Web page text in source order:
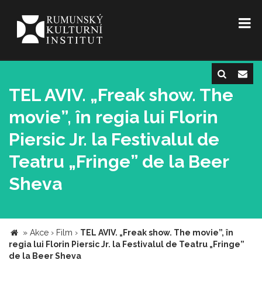
TEL AVIV. „Freak show. The
movie”, în regia lui Florin
Piersic Jr. la Festivalul de
Teatru „Fringe” de la Beer
Sheva
» Akce › Film › TEL AVIV. „Freak show. The movie”, în
regia lui Florin Piersic Jr. la Festivalul de Teatru „Fringe”
de la Beer Sheva